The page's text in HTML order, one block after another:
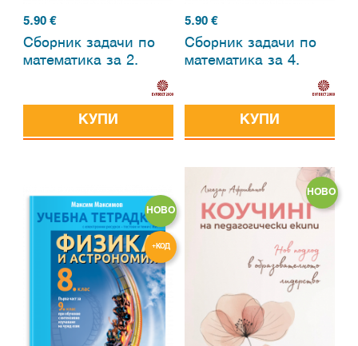
5.90 €
Сборник задачи по
математика за 2.
КУПИ
5.90€
Сборник задачи по
математика за 4.
КУПИ
НОВО
+КОД
НОВО